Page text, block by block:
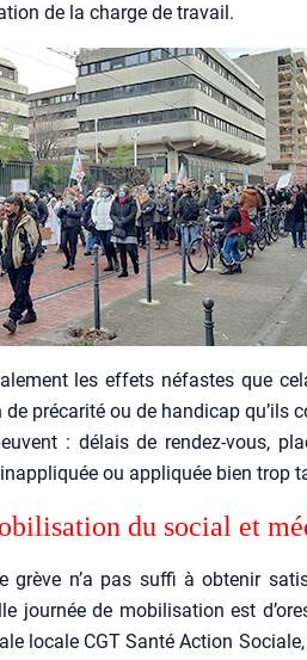
de la charge de tra­vail.
les effets néfastes que
pré­ca­ri­té ou de han­di­cap qu’ils
: délais de ren­dez-vous,
ou appli­quée bien trop
du social et
grève n’a pas suf­fi à obte­nir
jour­née de mobi­li­sa­tion est
locale CGT San­té Action